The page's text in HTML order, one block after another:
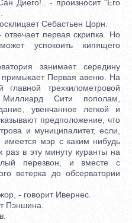
Диего!.. - произносит "Его
Себастьен Цорн.
первая скрипка. Но
успокоить кипящего
занимает середину
примыкает Первая авеню. На
главной трехкилометровой
Сити пополам,
увенчанное легкой и
предположение, что
и муниципалитет, если,
мэр с каким нибудь
в эту минуту куранты на
перезвон, и вместе с
ветерка до обсерватории
- говорит Ивернес.
Пэншина.